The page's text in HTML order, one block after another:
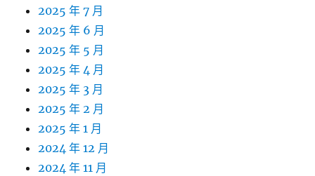
2025 年 7 月
2025 年 6 月
2025 年 5 月
2025 年 4 月
2025 年 3 月
2025 年 2 月
2025 年 1 月
2024 年 12 月
2024 年 11 月